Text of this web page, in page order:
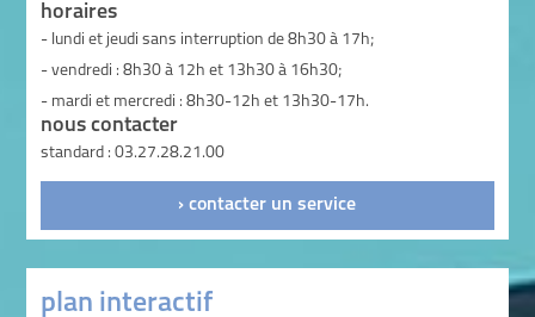
horaires
- lundi et jeudi sans interruption de 8h30 à 17h;
- vendredi : 8h30 à 12h et 13h30 à 16h30;
- mardi et mercredi : 8h30-12h et 13h30-17h.
nous contacter
standard : 03.27.28.21.00
› contacter un service
plan interactif